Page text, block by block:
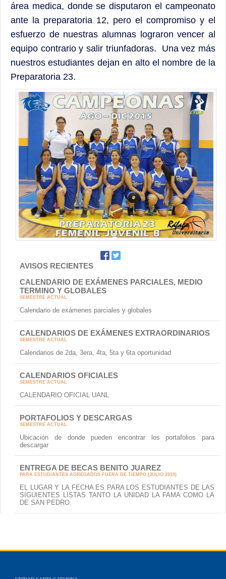
área medica, donde se disputaron el campeonato
ante la preparatoria 12, pero el compromiso y el
esfuerzo de nuestras alumnas lograron vencer al
equipo contrario y salir triunfadoras. Una vez más
nuestros estudiantes dejan en alto el nombre de la
Preparatoria 23.
AVISOS RECIENTES
CALENDARIO DE EXÁMENES PARCIALES, MEDIO
TERMINO Y GLOBALES
SEMESTRE ACTUAL
Calendario de exámenes parciales y globales
CALENDARIOS DE EXÁMENES EXTRAORDINARIOS
SEMESTRE ACTUAL
Calendarios de 2da, 3era, 4ta, 5ta y 6ta oportunidad
CALENDARIOS OFICIALES
SEMESTRE ACTUAL
CALENDARIO OFICIAL UANL
PORTAFOLIOS Y DESCARGAS
SEMESTRE ACTUAL
Ubicación de donde pueden encontrar los portafolios para
descargar
ENTREGA DE BECAS BENITO JUAREZ
PARA ESTUDIANTES AGREGADOS FUERA DE TIEMPO (JULIO 2019)
EL LUGAR Y LA FECHA ES PARA LOS ESTUDIANTES DE LAS
SIGUIENTES LISTAS TANTO LA UNIDAD LA FAMA COMO LA
DE SAN PEDRO.